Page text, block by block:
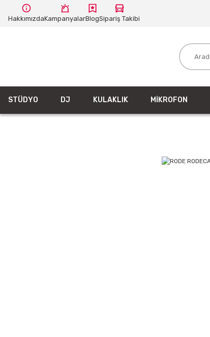
HakkımızdaKampanyalarBlogSipariş Takibi
STÜDYO DJ KULAKLIK MİKROFON